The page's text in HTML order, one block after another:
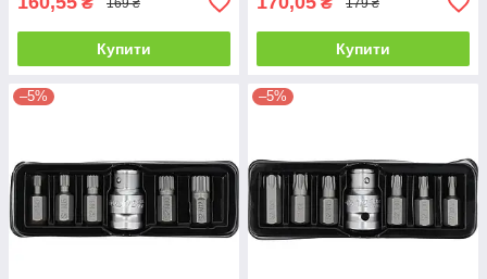
Купити Купити
–5% –5%